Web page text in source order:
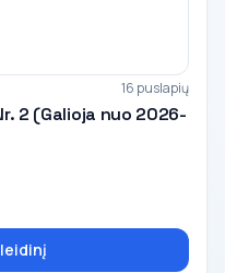
16 puslapių
2 (Galioja nuo 2026-